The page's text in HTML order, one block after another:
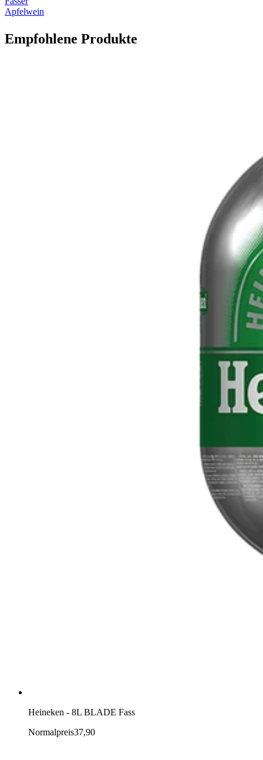
Apfelwein
Empfohlene Produkte
Heineken - 8L BLADE Fass
Normalpreis37,90